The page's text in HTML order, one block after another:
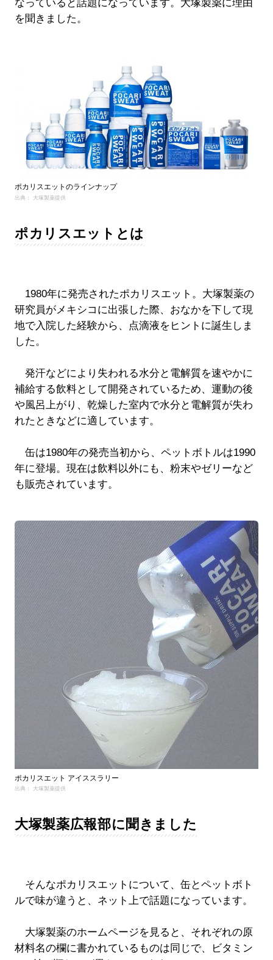
なっていると話題になっています。大塚製薬に理由
を聞きました。
ポカリスエットのラインナップ
出典： 大塚製薬提供
ポカリスエットとは
1980年に発売されたポカリスエット。大塚製薬の
研究員がメキシコに出張した際、おなかを下して現
地で入院した経験から、点滴液をヒントに誕生しま
した。
発汗などにより失われる水分と電解質を速やかに
補給する飲料として開発されているため、運動の後
や風呂上がり、乾燥した室内で水分と電解質が失わ
れたときなどに適しています。
缶は1980年の発売当初から、ペットボトルは1990
年に登場。現在は飲料以外にも、粉末やゼリーなど
も販売されています。
ポカリスエット アイススラリー
出典： 大塚製薬提供
大塚製薬広報部に聞きました
そんなポカリスエットについて、缶とペットボト
ルで味が違うと、ネット上で話題になっています。
大塚製薬のホームページを見ると、それぞれの原
材料名の欄に書かれているものは同じで、ビタミン